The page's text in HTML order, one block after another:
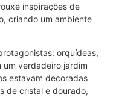
inspirações de
criando um ambiente
orquídeas,
um verdadeiro jardim
estavam decoradas
de cristal e dourado,